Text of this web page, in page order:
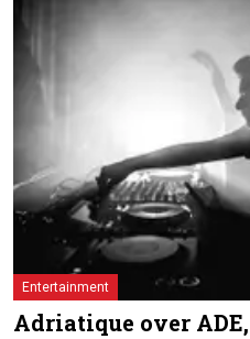
Entertainment
Adriatique over